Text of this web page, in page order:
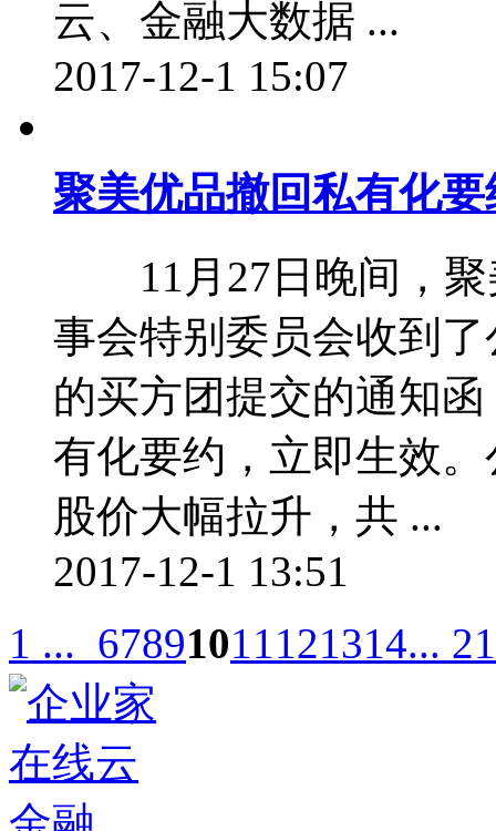
云、金融大数据 ...
2017-12-1 15:07
聚美优品撤回私有化
11月27日晚间，聚
事会特别委员会收到
的买方团提交的通知
有化要约，立即生效
股价大幅拉升，共 ...
2017-12-1 13:51
1 ... 67891011121314... 21